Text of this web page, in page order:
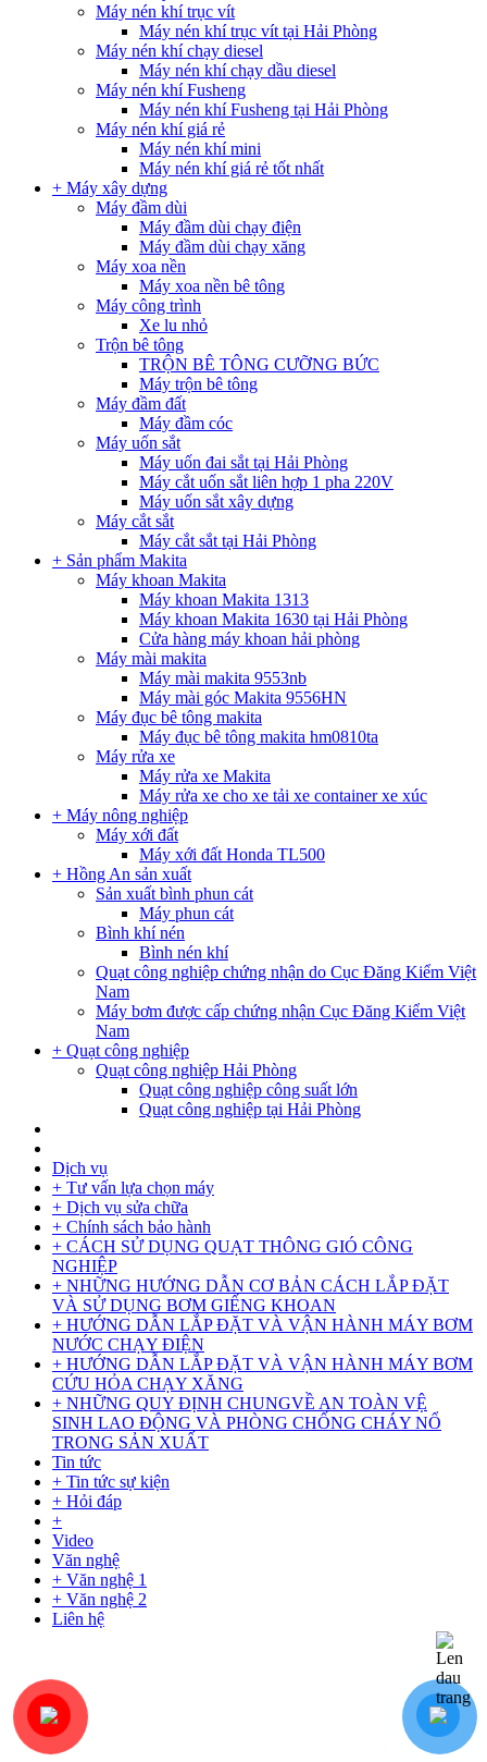
Máy nén khí trục vít
Máy nén khí trục vít tại Hải Phòng
Máy nén khí chạy diesel
Máy nén khí chạy dầu diesel
Máy nén khí Fusheng
Máy nén khí Fusheng tại Hải Phòng
Máy nén khí giá rẻ
Máy nén khí mini
Máy nén khí giá rẻ tốt nhất
+ Máy xây dựng
Máy đầm dùi
Máy đầm dùi chạy điện
Máy đầm dùi chạy xăng
Máy xoa nền
Máy xoa nền bê tông
Máy công trình
Xe lu nhỏ
Trộn bê tông
TRỘN BÊ TÔNG CƯỠNG BỨC
Máy trộn bê tông
Máy đầm đất
Máy đầm cóc
Máy uốn sắt
Máy uốn đai sắt tại Hải Phòng
Máy cắt uốn sắt liên hợp 1 pha 220V
Máy uốn sắt xây dựng
Máy cắt sắt
Máy cắt sắt tại Hải Phòng
+ Sản phẩm Makita
Máy khoan Makita
Máy khoan Makita 1313
Máy khoan Makita 1630 tại Hải Phòng
Cửa hàng máy khoan hải phòng
Máy mài makita
Máy mài makita 9553nb
Máy mài góc Makita 9556HN
Máy đục bê tông makita
Máy đục bê tông makita hm0810ta
Máy rửa xe
Máy rửa xe Makita
Máy rửa xe cho xe tải xe container xe xúc
+ Máy nông nghiệp
Máy xới đất
Máy xới đất Honda TL500
+ Hồng An sản xuất
Sản xuất bình phun cát
Máy phun cát
Bình khí nén
Bình nén khí
Quạt công nghiệp chứng nhận do Cục Đăng Kiểm Việt
Nam
Máy bơm được cấp chứng nhận Cục Đăng Kiểm Việt
Nam
+ Quạt công nghiệp
Quạt công nghiệp Hải Phòng
Quạt công nghiệp công suất lớn
Quạt công nghiệp tại Hải Phòng
Dịch vụ
+ Tư vấn lựa chọn máy
+ Dịch vụ sửa chữa
+ Chính sách bảo hành
+ CÁCH SỬ DỤNG QUẠT THÔNG GIÓ CÔNG
NGHIỆP
+ NHỮNG HƯỚNG DẪN CƠ BẢN CÁCH LẮP ĐẶT
VÀ SỬ DỤNG BƠM GIẾNG KHOAN
+ HƯỚNG DẪN LẮP ĐẶT VÀ VẬN HÀNH MÁY BƠM
NƯỚC CHẠY ĐIỆN
+ HƯỚNG DẪN LẮP ĐẶT VÀ VẬN HÀNH MÁY BƠM
CỨU HỎA CHẠY XĂNG
+ NHỮNG QUY ĐỊNH CHUNGVỀ AN TOÀN VỆ
SINH LAO ĐỘNG VÀ PHÒNG CHỐNG CHÁY NỔ
TRONG SẢN XUẤT
Tin tức
+ Tin tức sự kiện
+ Hỏi đáp
+
Video
Văn nghệ
+ Văn nghệ 1
+ Văn nghệ 2
Liên hệ